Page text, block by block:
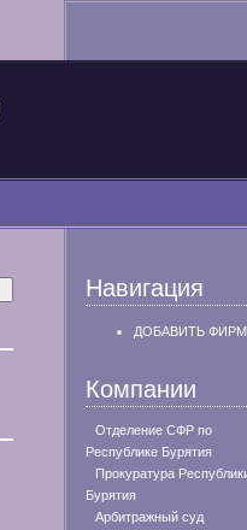
Навигация
ДОБАВИТЬ
Компании
Отделение СФР по
Республике Бурятия
Прокуратура
Бурятия
Арбитражный суд